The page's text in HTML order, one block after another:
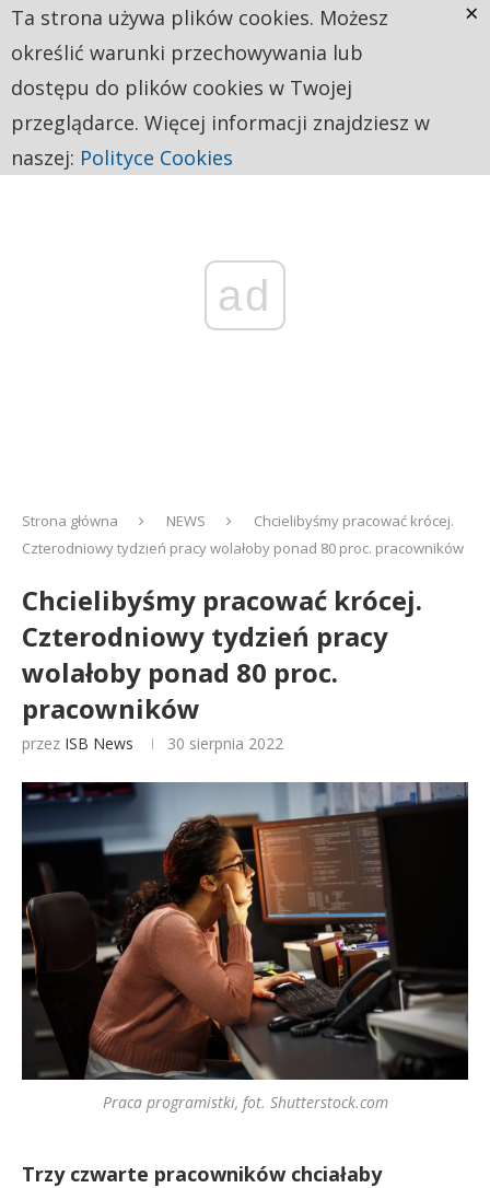
ad
Strona główna NEWS
Chcielibyśmy pracować krócej.
Czterodniowy tydzień pracy wolałoby ponad 80 proc. pracowników
Chcielibyśmy pracować krócej.
Czterodniowy tydzień pracy
wolałoby ponad 80 proc.
pracowników
przez ISB News 30 sierpnia 2022
Praca programistki, fot. Shutterstock.com
Trzy czwarte pracowników chciałaby
Ta strona używa plików cookies. Możesz
określić warunki przechowywania lub
dostępu do plików cookies w Twojej
przeglądarce. Więcej informacji znajdziesz w
naszej: Polityce Cookies
×